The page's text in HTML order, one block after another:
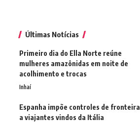
Últimas Notícias
Primeiro dia do Ella Norte reúne
mulheres amazônidas em noite de
acolhimento e trocas
Inhaí
Espanha impõe controles de fronteira
a viajantes vindos da Itália